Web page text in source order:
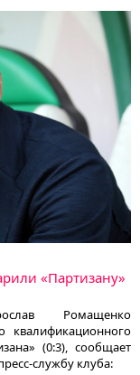
«Партизану»
Ромащенко
квалификационного
(0:3), сообщает
службу клуба: